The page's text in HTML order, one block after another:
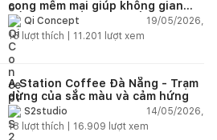
cong mềm mại giúp không gian
sống hiện đại trở nên ấm áp hơn
Qi Concept
19/05/2026,
15 lượt thích | 11.201 lượt xem
A Station Coffee Đà Nẵng - Trạm
dừng của sắc màu và cảm hứng
S2studio
14/05/2026,
18 lượt thích | 16.909 lượt xem